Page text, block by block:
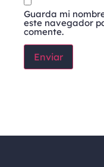
Guarda mi
este navegador
comente.